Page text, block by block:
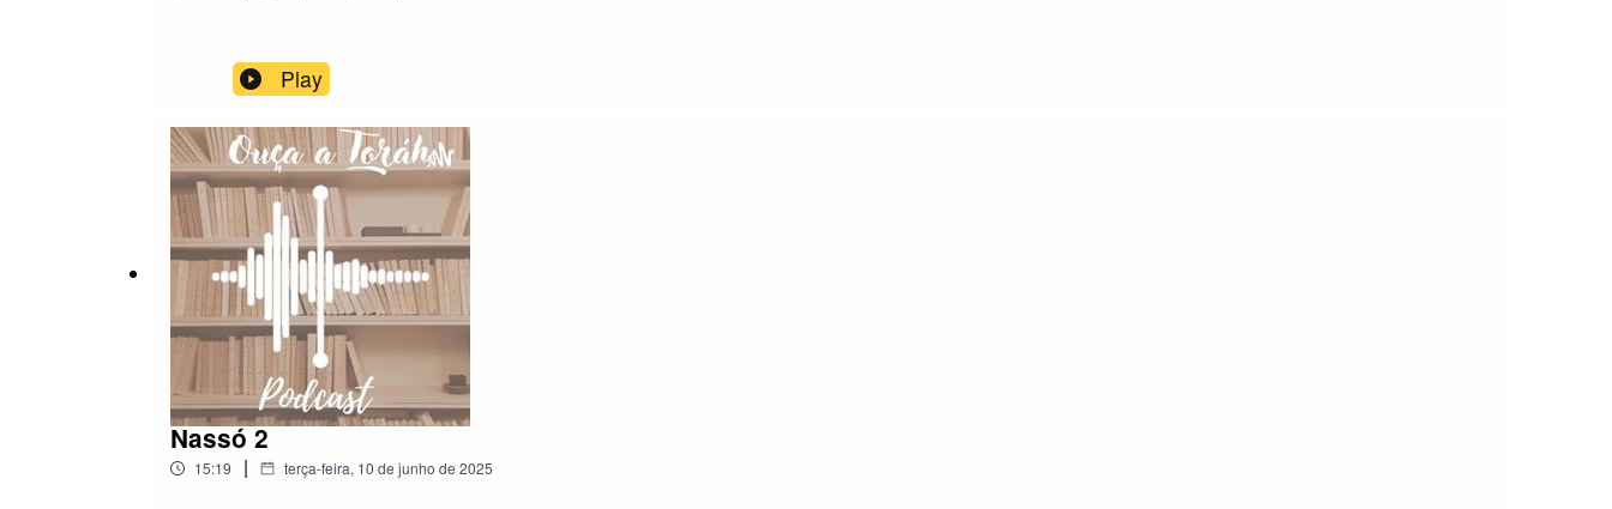
Play
Nassó 2
15:19 | terça-feira, 10 de junho de 2025